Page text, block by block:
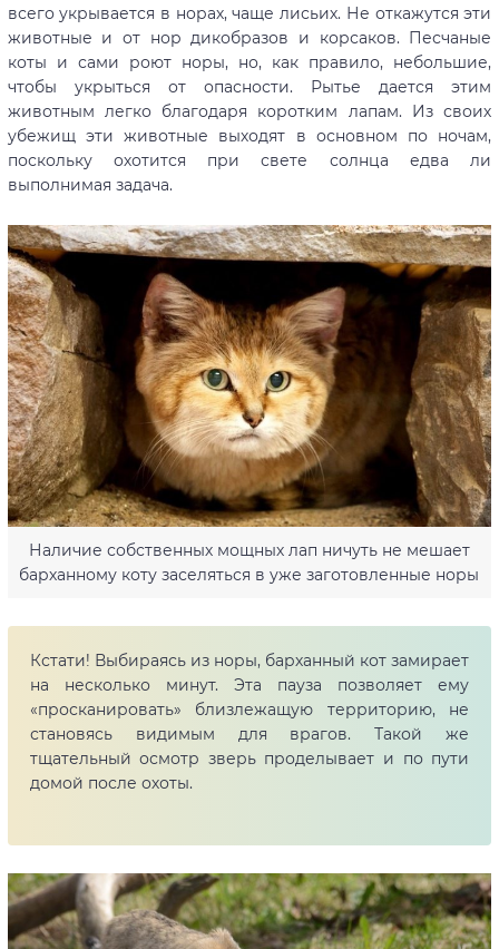
всего укрывается в норах, чаще лисьих. Не откажутся эти
животные и от нор дикобразов и корсаков. Песчаные
коты и сами роют норы, но, как правило, небольшие,
чтобы укрыться от опасности. Рытье дается этим
животным легко благодаря коротким лапам. Из своих
убежищ эти животные выходят в основном по ночам,
поскольку охотится при свете солнца едва ли
выполнимая задача.
Наличие собственных мощных лап ничуть не мешает
барханному коту заселяться в уже заготовленные норы
Кстати! Выбираясь из норы, барханный кот замирает
на несколько минут. Эта пауза позволяет ему
«просканировать» близлежащую территорию, не
становясь видимым для врагов. Такой же
тщательный осмотр зверь проделывает и по пути
домой после охоты.